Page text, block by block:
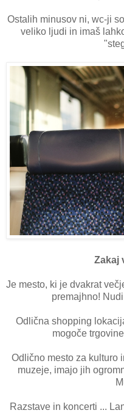
Ostalih minusov ni, wc-ji
veliko ljudi in imaš
Zakaj
Je mesto, ki je dvakrat
premajhno!
Odlična shopping
mogoče
Odlično mesto za kulturo
muzeje, imajo jih
Razstave in koncerti ...